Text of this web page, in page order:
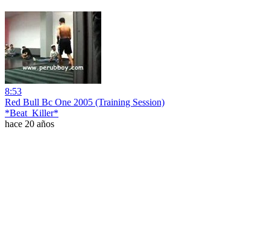
8:53
Red Bull Bc One 2005 (Training Session)
*Beat_Killer*
hace 20 años